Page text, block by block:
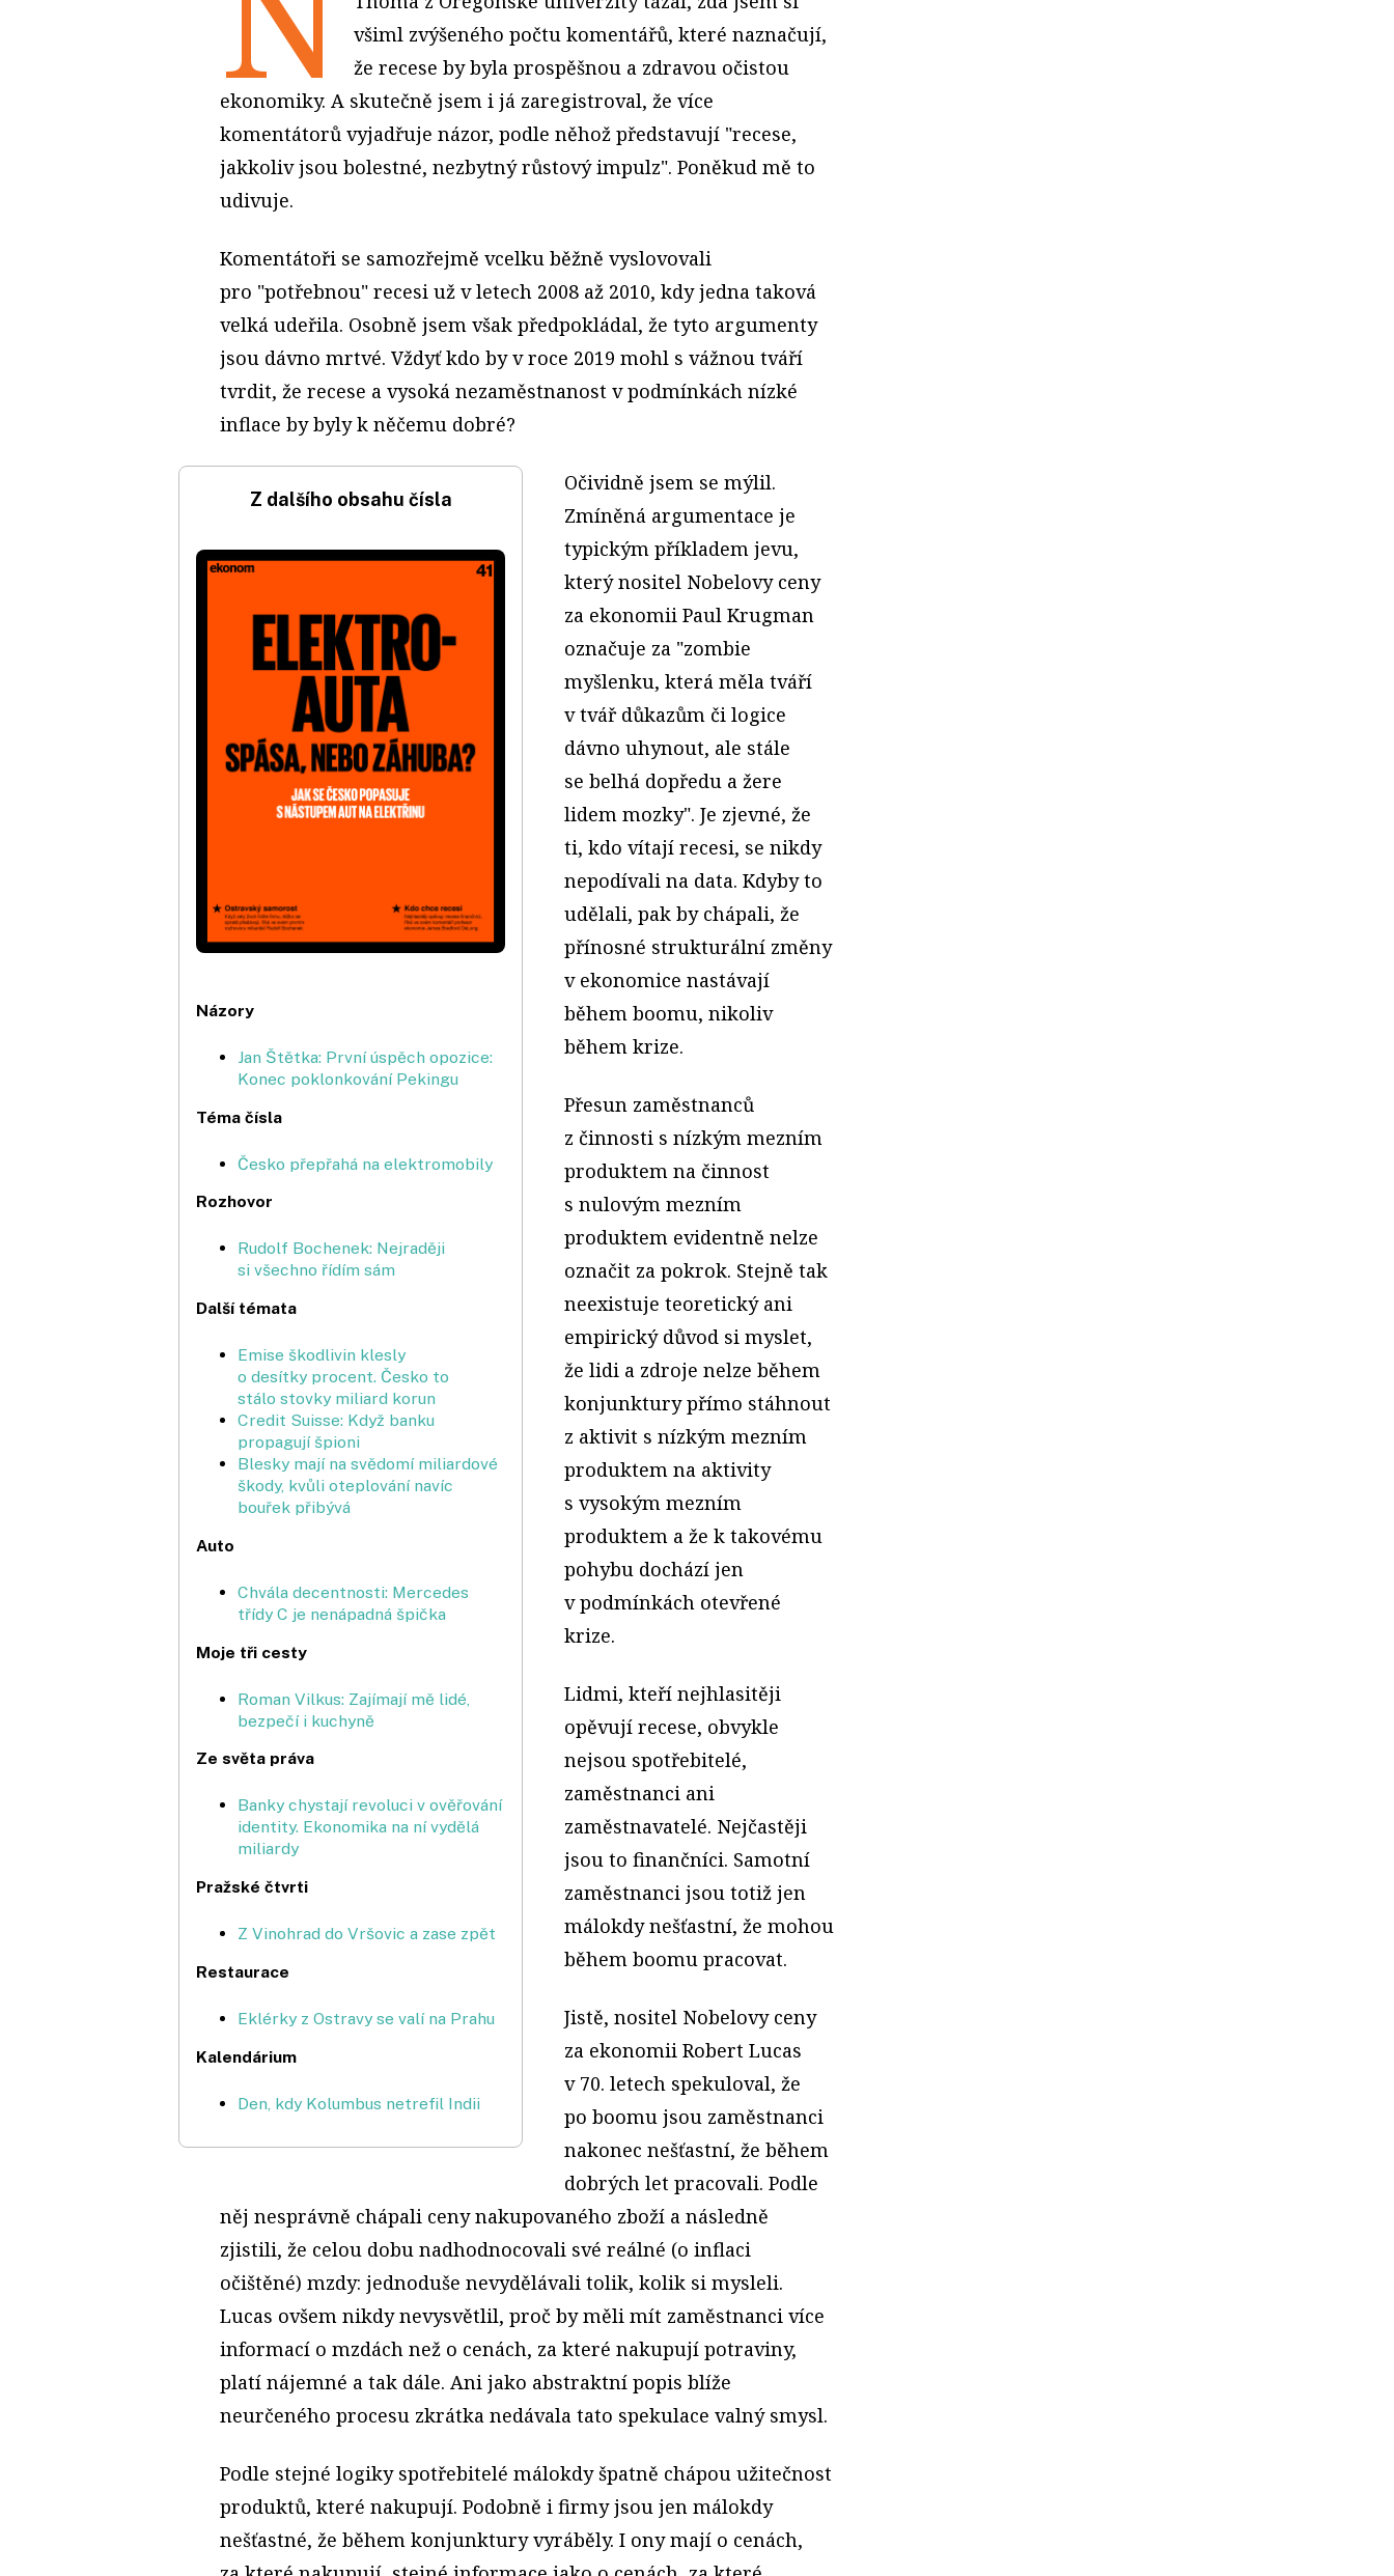
všiml zvýšeného počtu komentářů, které naznačují,
že recese by byla prospěšnou a zdravou očistou
ekonomiky. A skutečně jsem i já zaregistroval, že více
komentátorů vyjadřuje názor, podle něhož představují "recese,
jakkoliv jsou bolestné, nezbytný růstový impulz". Poněkud mě to
udivuje.
Komentátoři se samozřejmě vcelku běžně vyslovovali
pro "potřebnou" recesi už v letech 2008 až 2010, kdy jedna taková
velká udeřila. Osobně jsem však předpokládal, že tyto argumenty
jsou dávno mrtvé. Vždyť kdo by v roce 2019 mohl s vážnou tváří
tvrdit, že recese a vysoká nezaměstnanost v podmínkách nízké
inflace by byly k něčemu dobré?
Z dalšího obsahu čísla
Názory
Jan Štětka: První úspěch opozice:
Konec poklonkování Pekingu
Téma čísla
Česko přepřahá na elektromobily
Rozhovor
Rudolf Bochenek: Nejraději
si všechno řídím sám
Další témata
Emise škodlivin klesly
o desítky procent. Česko to
stálo stovky miliard korun
Credit Suisse: Když banku
propagují špioni
Blesky mají na svědomí miliardové
škody, kvůli oteplování navíc
bouřek přibývá
Auto
Chvála decentnosti: Mercedes
třídy C je nenápadná špička
Moje tři cesty
Roman Vilkus: Zajímají mě lidé,
bezpečí i kuchyně
Ze světa práva
Banky chystají revoluci v ověřování
identity. Ekonomika na ní vydělá
miliardy
Pražské čtvrti
Z Vinohrad do Vršovic a zase zpět
Restaurace
Eklérky z Ostravy se valí na Prahu
Kalendárium
Den, kdy Kolumbus netrefil Indii
Očividně jsem se mýlil.
Zmíněná argumentace je
typickým příkladem jevu,
který nositel Nobelovy ceny
za ekonomii Paul Krugman
označuje za "zombie
myšlenku, která měla tváří
v tvář důkazům či logice
dávno uhynout, ale stále
se belhá dopředu a žere
lidem mozky". Je zjevné, že
ti, kdo vítají recesi, se nikdy
nepodívali na data. Kdyby to
udělali, pak by chápali, že
přínosné strukturální změny
v ekonomice nastávají
během boomu, nikoliv
během krize.
Přesun zaměstnanců
z činnosti s nízkým mezním
produktem na činnost
s nulovým mezním
produktem evidentně nelze
označit za pokrok. Stejně tak
neexistuje teoretický ani
empirický důvod si myslet,
že lidi a zdroje nelze během
konjunktury přímo stáhnout
z aktivit s nízkým mezním
produktem na aktivity
s vysokým mezním
produktem a že k takovému
pohybu dochází jen
v podmínkách otevřené
krize.
Lidmi, kteří nejhlasitěji
opěvují recese, obvykle
nejsou spotřebitelé,
zaměstnanci ani
zaměstnavatelé. Nejčastěji
jsou to finančníci. Samotní
zaměstnanci jsou totiž jen
málokdy nešťastní, že mohou
během boomu pracovat.
Jistě, nositel Nobelovy ceny
za ekonomii Robert Lucas
v 70. letech spekuloval, že
po boomu jsou zaměstnanci
nakonec nešťastní, že během
dobrých let pracovali. Podle
něj nesprávně chápali ceny nakupovaného zboží a následně
zjistili, že celou dobu nadhodnocovali své reálné (o inflaci
očištěné) mzdy: jednoduše nevydělávali tolik, kolik si mysleli.
Lucas ovšem nikdy nevysvětlil, proč by měli mít zaměstnanci více
informací o mzdách než o cenách, za které nakupují potraviny,
platí nájemné a tak dále. Ani jako abstraktní popis blíže
neurčeného procesu zkrátka nedávala tato spekulace valný smysl.
Podle stejné logiky spotřebitelé málokdy špatně chápou užitečnost
produktů, které nakupují. Podobně i firmy jsou jen málokdy
nešťastné, že během konjunktury vyráběly. I ony mají o cenách,